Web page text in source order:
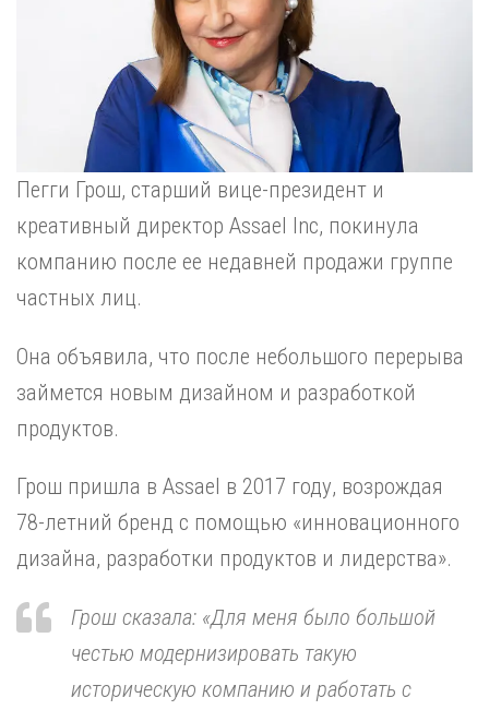
Пегги Грош, старший вице-президент и
креативный директор Assael Inc, покинула
компанию после ее недавней продажи группе
частных лиц.
Она объявила, что после небольшого перерыва
займется новым дизайном и разработкой
продуктов.
Грош пришла в Assael в 2017 году, возрождая
78-летний бренд с помощью «инновационного
дизайна, разработки продуктов и лидерства».
Грош сказала: «Для меня было большой
честью модернизировать такую
историческую компанию и работать с